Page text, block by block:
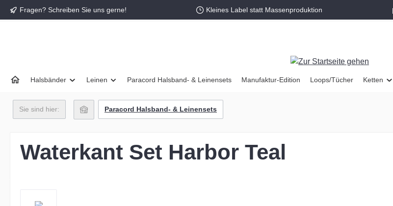
Zur Hauptnavigation springen
Fragen? Schreiben Sie uns gerne! Kleines Label statt Massenproduktion
Halsbänder Leinen Paracord Halsband- & Leinensets Manufaktur-Edition Loops/Tücher Ketten
Sie sind hier: Paracord Halsband- & Leinensets
Waterkant Set Harbor Teal